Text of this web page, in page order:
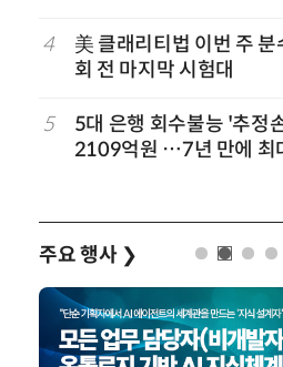
4
美 클래리티법 이번 주
회 전 마지막 시험대
5
5대 은행 회수불능 '추정
2109억원 …7년 만에 최
주요 행사 ❯